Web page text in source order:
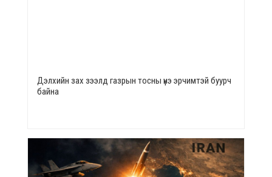
Дэлхийн зах зээлд газрын тосны үнэ эрчимтэй буурч
байна